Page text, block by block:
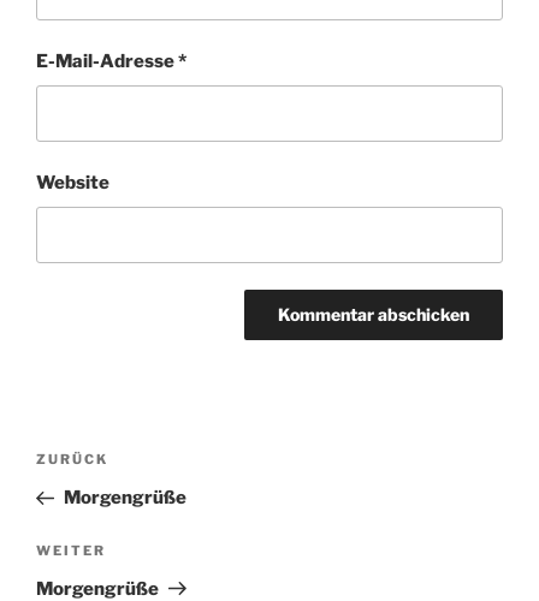
E-Mail-Adresse*
Website
Beitragsnavigation
Vorheriger
Beitrag
ZURÜCK
Morgengrüße
Nächster
Beitrag
WEITER
Morgengrüße